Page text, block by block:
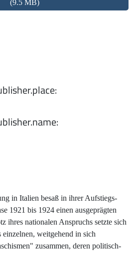
(9.5 MB)
in Italien besaß in ihrer Aufstiegs-
1921 bis 1924 einen ausgeprägten
ihres nationalen Anspruchs setzte sich
einzelnen, weitgehend in sich
zusammen, deren politisch-